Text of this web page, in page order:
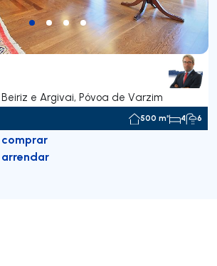
e Argivai, Póvoa de Varzim
500 m² 4 6